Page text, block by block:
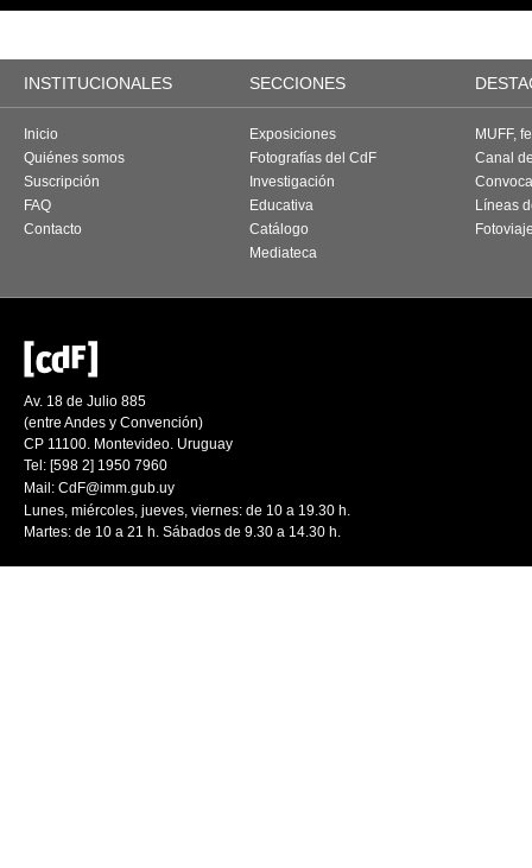
INSTITUCIONALES SECCIONES
Inicio
Quiénes somos
Suscripción
FAQ
Contacto
Exposiciones
Fotografías del CdF
Investigación
Educativa
Catálogo
Mediateca
MUFF,
Canal
Líneas
Av. 18 de Julio 885
(entre Andes y Convención)
CP 11100. Montevideo. Uruguay
Tel: [598 2] 1950 7960
Mail: CdF@imm.gub.uy
Lunes, miércoles, jueves, viernes: de 10 a 19.30 h.
Martes: de 10 a 21 h. Sábados de 9.30 a 14.30 h.